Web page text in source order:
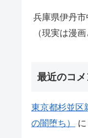
兵庫県伊丹
（現実は漫
最近のコメ
東京都杉並区
の闇堕ち）
に